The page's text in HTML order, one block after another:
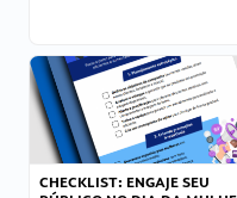
CHECKLIST: ENGAJE SEU